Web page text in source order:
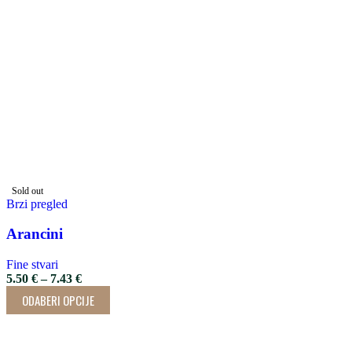
Sold out
Brzi pregled
Arancini
Fine stvari
5.50 € – 7.43 €
ODABERI OPCIJE